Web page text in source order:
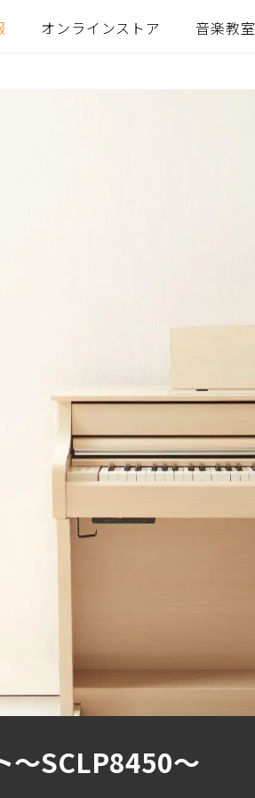
オンラインストア 音楽教室
～SCLP8450～